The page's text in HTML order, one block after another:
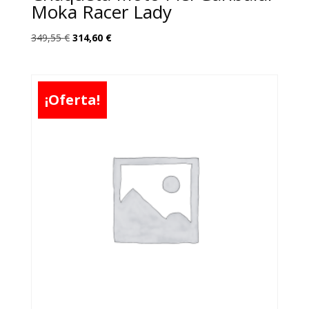
Moka Racer Lady
349,55€ El
era:
349,55 €.
314,60 €El
¡Oferta!